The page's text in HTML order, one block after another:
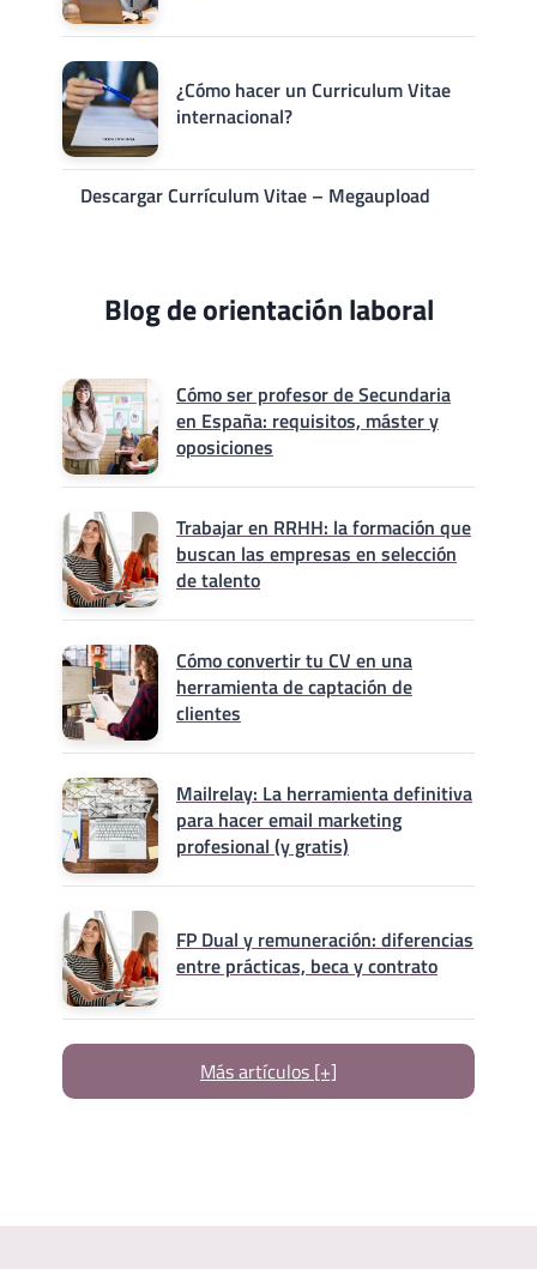
¿Cómo hacer un Curriculum Vitae
internacional?
Descargar Currículum Vitae – Megaupload
Blog de orientación laboral
Cómo ser profesor de Secundaria
en España: requisitos, máster y
oposiciones
Trabajar en RRHH: la formación que
buscan las empresas en selección
de talento
Cómo convertir tu CV en una
herramienta de captación de
clientes
Mailrelay: La herramienta definitiva
para hacer email marketing
profesional (y gratis)
FP Dual y remuneración: diferencias
entre prácticas, beca y contrato
Más artículos [+]